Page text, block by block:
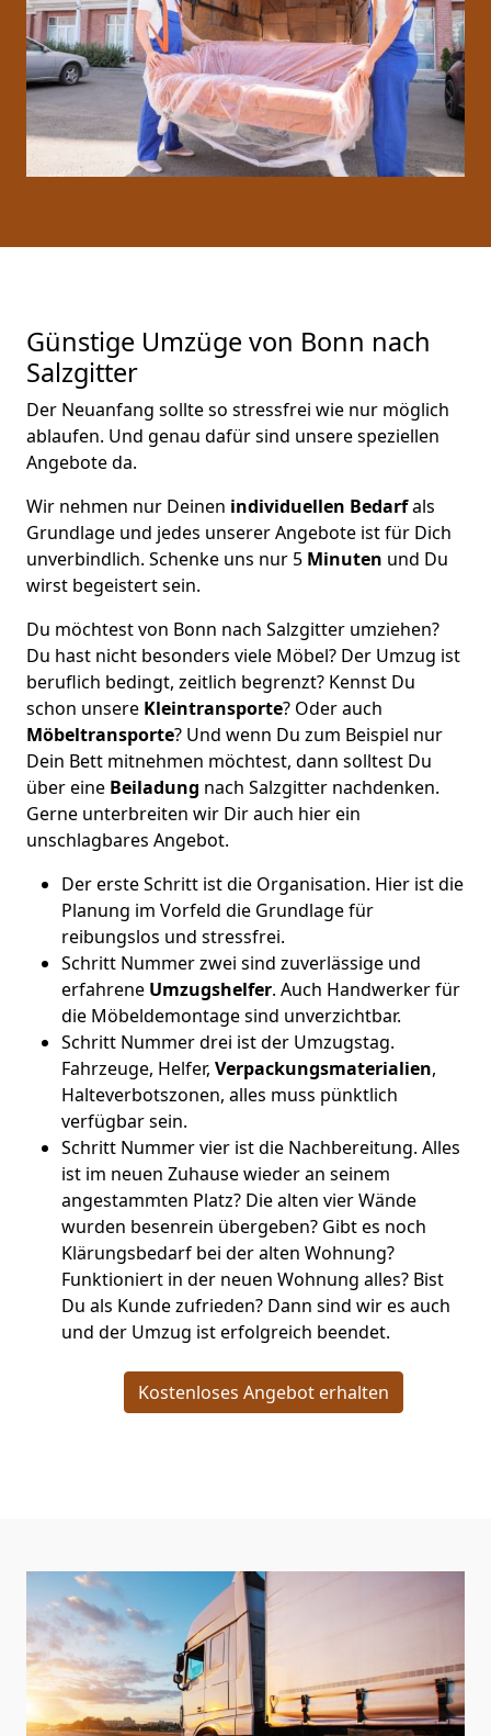
Günstige Umzüge von Bonn nach
Salzgitter
Der Neuanfang sollte so stressfrei wie nur möglich
ablaufen. Und genau dafür sind unsere speziellen
Angebote da.
Wir nehmen nur Deinen individuellen Bedarfals
Grundlage und jedes unserer Angebote ist für Dich
unverbindlich. Schenke uns nur 5 Minuten und Du
wirst begeistert sein.
Du möchtest von Bonn nach Salzgitter umziehen?
Du hast nicht besonders viele Möbel? Der Umzug ist
beruflich bedingt, zeitlich begrenzt? Kennst Du
schon unsere Kleintransporte? Oder auch
Möbeltransporte? Und wenn Du zum Beispiel nur
Dein Bett mitnehmen möchtest, dann solltest Du
über eine Beiladung nach Salzgitter nachdenken.
Gerne unterbreiten wir Dir auch hier ein
unschlagbares Angebot.
Der erste Schritt ist die Organisation. Hier ist die
Planung im Vorfeld die Grundlage für
reibungslos und stressfrei.
Schritt Nummer zwei sind zuverlässige und
erfahrene Umzugshelfer. Auch Handwerker für
die Möbeldemontage sind unverzichtbar.
Schritt Nummer drei ist der Umzugstag.
Fahrzeuge, Helfer, Verpackungsmaterialien,
Halteverbotszonen, alles muss pünktlich
verfügbar sein.
Schritt Nummer vier ist die Nachbereitung. Alles
ist im neuen Zuhause wieder an seinem
angestammten Platz? Die alten vier Wände
wurden besenrein übergeben? Gibt es noch
Klärungsbedarf bei der alten Wohnung?
Funktioniert in der neuen Wohnung alles? Bist
Du als Kunde zufrieden? Dann sind wir es auch
und der Umzug ist erfolgreich beendet.
Kostenloses Angebot erhalten